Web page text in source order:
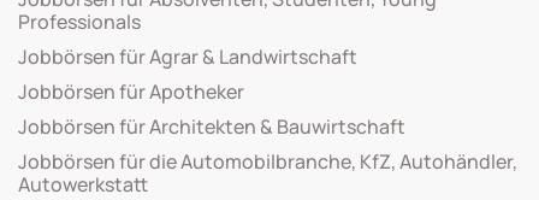
Professionals
Jobbörsen für Agrar & Landwirtschaft
Jobbörsen für Apotheker
Jobbörsen für Architekten & Bauwirtschaft
Jobbörsen für die Automobilbranche, KfZ, Autohändler,
Autowerkstatt